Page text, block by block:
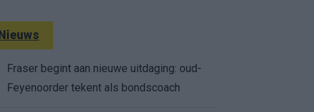
Nieuws
Fraser begint aan nieuwe uitdaging: oud-
Feyenoorder tekent als bondscoach